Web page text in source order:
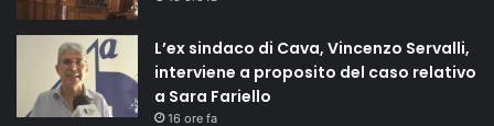
L’ex sindaco di Cava, Vincenzo Servalli,
interviene a proposito del caso relativo
a Sara Fariello
16 ore fa